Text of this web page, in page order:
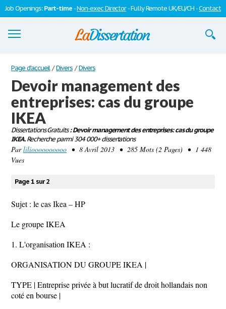
Job Openings:Part-time -Non-exec Director- Fully Remote UK/EU/CH -Contact
Dissertations
S'inscrire
Se connecter
Contactez-nous
Page d'accueil / Divers / Divers
Devoir management des
entreprises: cas du groupe
IKEA
Dissertations Gratuits: Devoir management des entreprises: cas du groupe
IKEA.Recherche parmi 304 000+ dissertations
Parlilioooooooooo • 8 Avril 2013 • 285 Mots (2 Pages) • 1 448
Vues
Page 1 sur 2
Sujet : le cas Ikea – HP
Le groupe IKEA
1. L'organisation IKEA :
ORGANISATION DU GROUPE IKEA |
TYPE | Entreprise privée à but lucratif de droit hollandais non
coté en bourse |